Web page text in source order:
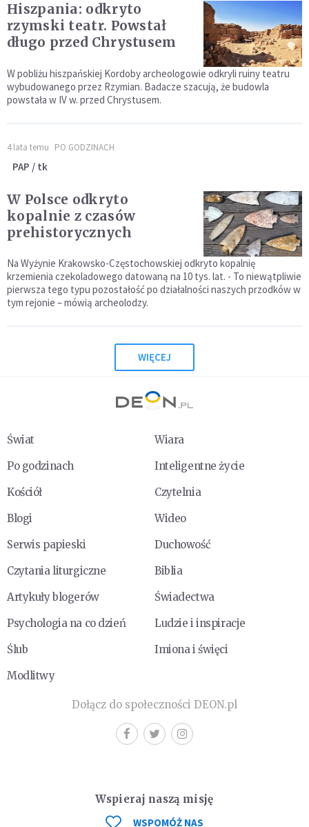
Hiszpania: odkryto
rzymski teatr. Powstał
długo przed Chrystusem
W pobliżu hiszpańskiej Kordoby archeologowie odkryli ruiny teatru
wybudowanego przez Rzymian. Badacze szacują, że budowla
powstała w IV w. przed Chrystusem.
4 lata temu PO GODZINACH
PAP / tk
W Polsce odkryto
kopalnie z czasów
prehistorycznych
Na Wyżynie Krakowsko-Częstochowskiej odkryto kopalnię
krzemienia czekoladowego datowaną na 10 tys. lat. - To niewątpliwie
pierwsza tego typu pozostałość po działalności naszych przodków w
tym rejonie – mówią archeolodzy.
WIĘCEJ
Świat
Wiara
Po godzinach
Inteligentne życie
Kościół
Czytelnia
Blogi
Wideo
Serwis papieski
Duchowość
Czytania liturgiczne
Biblia
Artykuły blogerów
Świadectwa
Psychologia na co dzień
Ludzie i inspiracje
Ślub
Imiona i święci
Modlitwy
Dołącz do społeczności DEON.pl
Wspieraj naszą misję
WSPOMÓŻ NAS